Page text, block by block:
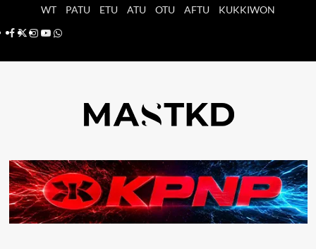
WT PATU ETU ATU OTU AFTU
KUKKIWON
Facebook
X Instagram
YouTube
Whatsapp